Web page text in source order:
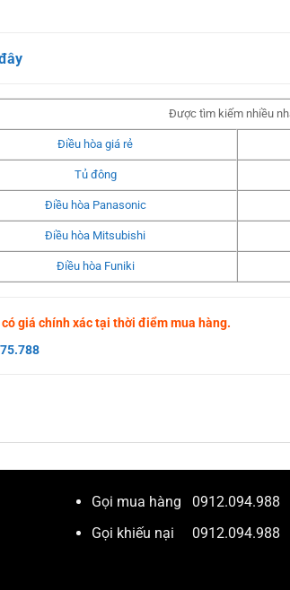
Được tìm kiếm nhiều
Điều hòa giá rẻ
Tủ đông
Điều hòa Panasonic
Điều hòa Mitsubishi
Điều hòa Funiki
giá chính xác tại thời điểm mua hàng.
Gọi mua hàng 0912.094.988
Gọi khiếu nại 0912.094.988